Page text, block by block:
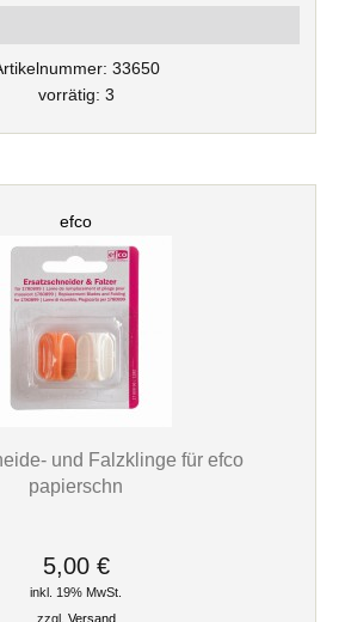
33650
vorrätig: 3
efco
und Falzklinge für efco
papierschn
5,00 €
inkl. 19% MwSt.
zzgl. Versand